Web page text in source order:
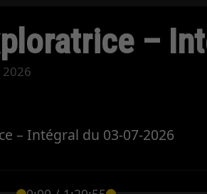
–
– Intégral du 03-07-2026